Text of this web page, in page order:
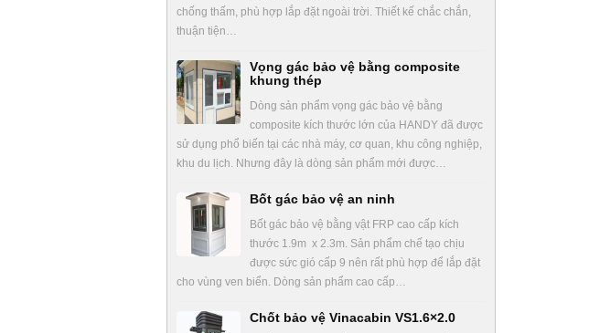
chống thấm, phù hợp lắp đặt ngoài trời. Thiết kế chắc chắn,
thuận tiện…
Vọng gác bảo vệ bằng composite
khung thép
Dòng sản phẩm vọng gác bảo vệ bằng
composite kích thước lớn của HANDY đã được
sử dụng phổ biến tại các nhà máy, cơ quan, khu công nghiệp,
khu du lịch. Nhưng đây là dòng sản phẩm mới được…
Bốt gác bảo vệ an ninh
Bốt gác bảo vệ bằng vật FRP cao cấp kích
thước 1.9m x 2.3m. Sản phẩm chế tạo chịu
được sức gió cấp 9 nên rất phù hợp để lắp đặt
cho vùng ven biển. Dòng sản phẩm cao cấp…
Chốt bảo vệ Vinacabin VS1.6×2.0